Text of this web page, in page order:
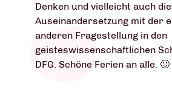
Denken und vielleicht auch die
Auseinandersetzung mit der
anderen Fragestellung in den
geisteswissenschaftlichen
DFG. Schöne Ferien an alle. 🙂